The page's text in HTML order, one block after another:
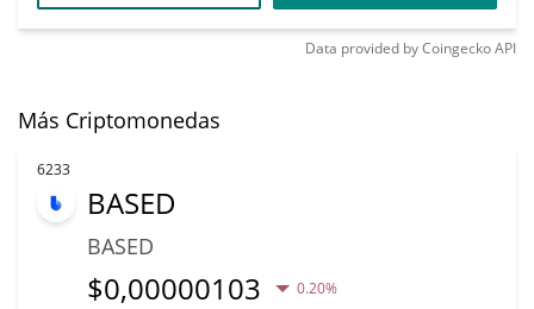
Data provided byCoingeckoAPI
Más Criptomonedas
6233
BASED
BASED
$0,00000103 0.20%